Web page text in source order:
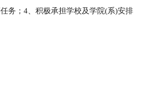
务；4、积极承担学校及学院(系)安排